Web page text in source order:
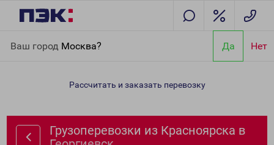
Ваш город Москва? Да Нет
Георгиевск
Рассчитать и заказать перевозку
Грузоперевозки из Красноярска в